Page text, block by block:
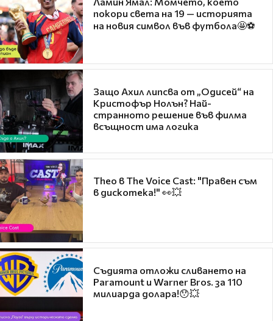
покори света на 19 — историята
на новия символ във футбола🤩⚽
Защо Ахил липсва от „Одисей“ на
Кристофър Нолън? Най-
странното решение във филма
всъщност има логика
Theo в The Voice Cast: "Правен съм
в дискотека!" 👀💥
Съдията отложи сливането на
Paramount и Warner Bros. за 110
милиарда долара!😯💥